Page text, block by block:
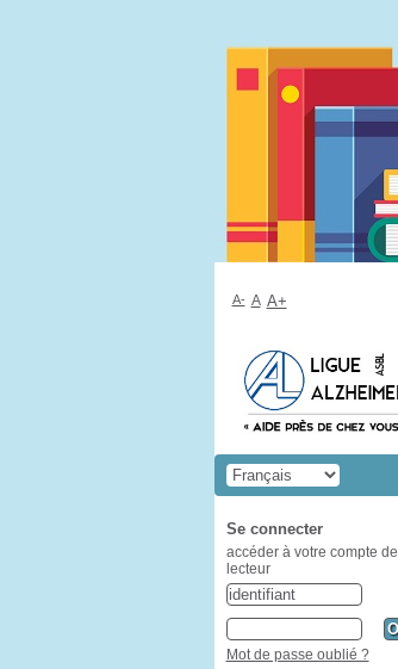
A- A A+
Se connecter
accéder à votre compte de
lecteur
Mot de passe oublié ?